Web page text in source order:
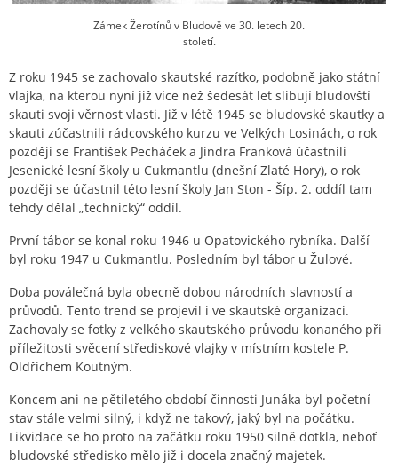
Zámek Žerotínů v Bludově ve 30. letech 20.
století.
Z roku 1945 se zachovalo skautské razítko, podobně jako státní
vlajka, na kterou nyní již více než šedesát let slibují bludovští
skauti svoji věrnost vlasti. Již v létě 1945 se bludovské skautky a
skauti zúčastnili rádcovského kurzu ve Velkých Losinách, o rok
později se František Pecháček a Jindra Franková účastnili
Jesenické lesní školy u Cukmantlu (dnešní Zlaté Hory), o rok
později se účastnil této lesní školy Jan Ston - Šíp. 2. oddíl tam
tehdy dělal „technický“ oddíl.
První tábor se konal roku 1946 u Opatovického rybníka. Další
byl roku 1947 u Cukmantlu. Posledním byl tábor u Žulové.
Doba poválečná byla obecně dobou národních slavností a
průvodů. Tento trend se projevil i ve skautské organizaci.
Zachovaly se fotky z velkého skautského průvodu konaného při
příležitosti svěcení střediskové vlajky v místním kostele P.
Oldřichem Koutným.
Koncem ani ne pětiletého období činnosti Junáka byl početní
stav stále velmi silný, i když ne takový, jaký byl na počátku.
Likvidace se ho proto na začátku roku 1950 silně dotkla, neboť
bludovské středisko mělo již i docela značný majetek.